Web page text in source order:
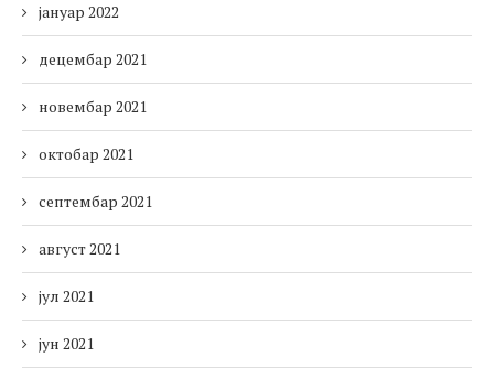
јануар 2022
децембар 2021
новембар 2021
октобар 2021
септембар 2021
август 2021
јул 2021
јун 2021